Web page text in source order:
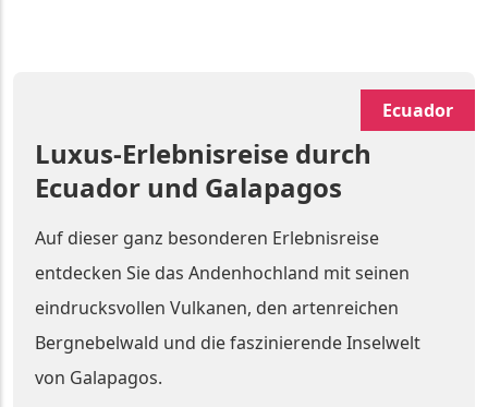
Ecuador
Luxus-Erlebnisreise durch
Ecuador und Galapagos
Auf dieser ganz besonderen Erlebnisreise
entdecken Sie das Andenhochland mit seinen
eindrucksvollen Vulkanen, den artenreichen
Bergnebelwald und die faszinierende Inselwelt
von Galapagos.